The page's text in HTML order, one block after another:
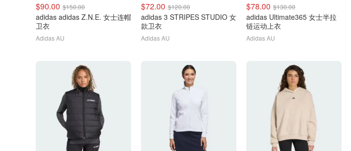
$90.00 $150.00
adidas adidas Z.N.E. 女士连帽
卫衣
Adidas AU
$72.00 $120.00
adidas 3 STRIPES STUDIO 女
款卫衣
Adidas AU
$78.00 $130.00
adidas Ultimate365 女士半拉
链运动上衣
Adidas AU